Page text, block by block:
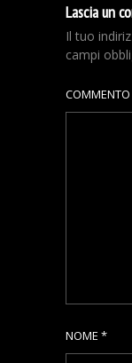
Lascia un
Il tuo
campi
COMMENTO
NOME *